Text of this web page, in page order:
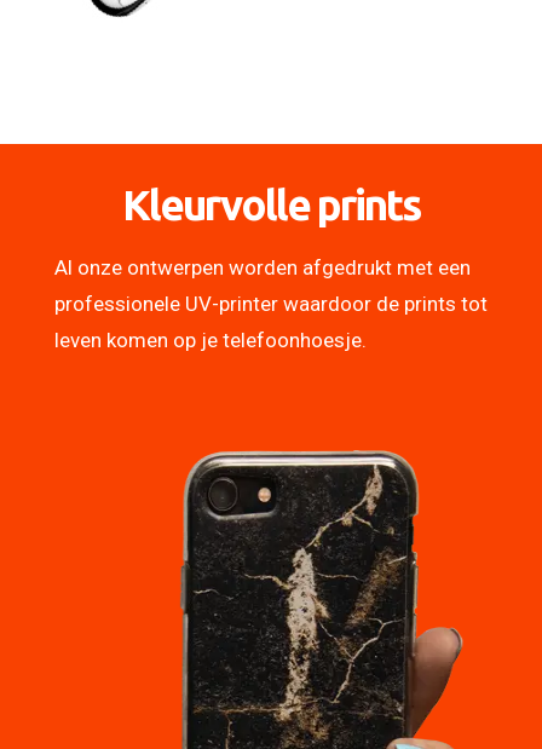
Kleurvolle prints
Al onze ontwerpen worden afgedrukt met een
professionele UV-printer waardoor de prints tot
leven komen op je telefoonhoesje.